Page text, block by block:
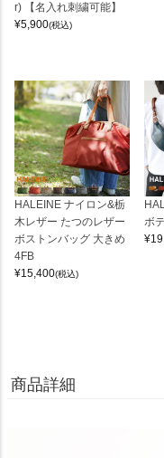
r) 【名入れ刺繍可能】
¥5,900(税込)
HALEINE ナイロン&栃
木レザー たつのレザー
ボストンバッグ 大きめ
4FB
¥15,400(税込)
ボ
¥
商品詳細